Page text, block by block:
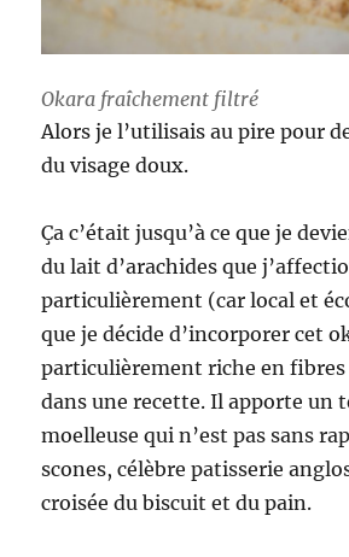
Okara fraîchement filtré
Alors je l’utilisais au pire pour
du visage doux.
Ça c’était jusqu’à ce que je
du lait d’arachides que
particulièrement (car local et
que je décide d’incorporer cet
particulièrement riche en
dans une recette. Il apporte un
moelleuse qui n’est pas sans
scones, célèbre patisserie
croisée du biscuit et du pain.